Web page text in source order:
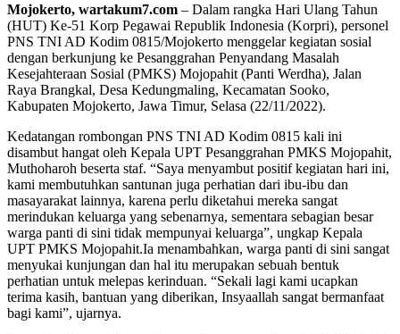
Mojokerto, wartakum7.com – Dalam rangka Hari Ulang Tahun
(HUT) Ke-51 Korp Pegawai Republik Indonesia (Korpri), personel
PNS TNI AD Kodim 0815/Mojokerto menggelar kegiatan sosial
dengan berkunjung ke Pesanggrahan Penyandang Masalah
Kesejahteraan Sosial (PMKS) Mojopahit (Panti Werdha), Jalan
Raya Brangkal, Desa Kedungmaling, Kecamatan Sooko,
Kabupaten Mojokerto, Jawa Timur, Selasa (22/11/2022).
Kedatangan rombongan PNS TNI AD Kodim 0815 kali ini
disambut hangat oleh Kepala UPT Pesanggrahan PMKS Mojopahit,
Muthoharoh beserta staf. “Saya menyambut positif kegiatan hari ini,
kami membutuhkan santunan juga perhatian dari ibu-ibu dan
masayarakat lainnya, karena perlu diketahui mereka sangat
merindukan keluarga yang sebenarnya, sementara sebagian besar
warga panti di sini tidak mempunyai keluarga”, ungkap Kepala
UPT PMKS Mojopahit.Ia menambahkan, warga panti di sini sangat
menyukai kunjungan dan hal itu merupakan sebuah bentuk
perhatian untuk melepas kerinduan. “Sekali lagi kami ucapkan
terima kasih, bantuan yang diberikan, Insyaallah sangat bermanfaat
bagi kami”, ujarnya.